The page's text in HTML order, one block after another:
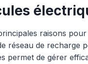
raisons
réseau de recharge
permet de gérer